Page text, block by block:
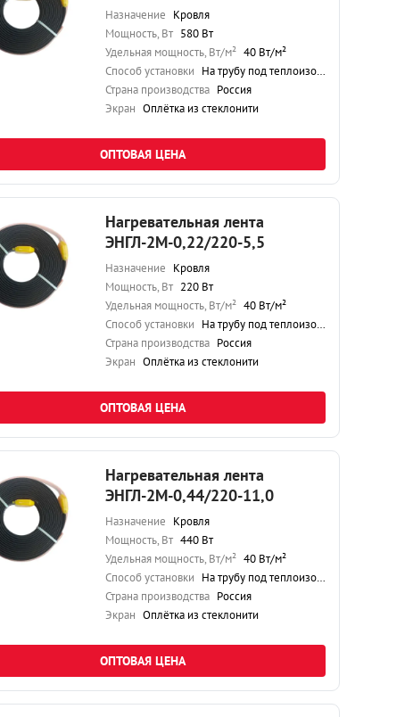
Назначение Кровля
Мощность, Вт 580 Вт
Удельная мощность, Вт/м² 40 Вт/м²
Способ установки На трубу под теплоизоляцию
Страна производства Россия
Экран Оплётка из стеклонити
ОПТОВАЯ ЦЕНА
Нагревательная лента
ЭНГЛ-2М-0,22/220-5,5
Назначение Кровля
Мощность, Вт 220 Вт
Удельная мощность, Вт/м² 40 Вт/м²
Способ установки На трубу под теплоизоляцию
Страна производства Россия
Экран Оплётка из стеклонити
ОПТОВАЯ ЦЕНА
Нагревательная лента
ЭНГЛ-2М-0,44/220-11,0
Назначение Кровля
Мощность, Вт 440 Вт
Удельная мощность, Вт/м² 40 Вт/м²
Способ установки На трубу под теплоизоляцию
Страна производства Россия
Экран Оплётка из стеклонити
ОПТОВАЯ ЦЕНА